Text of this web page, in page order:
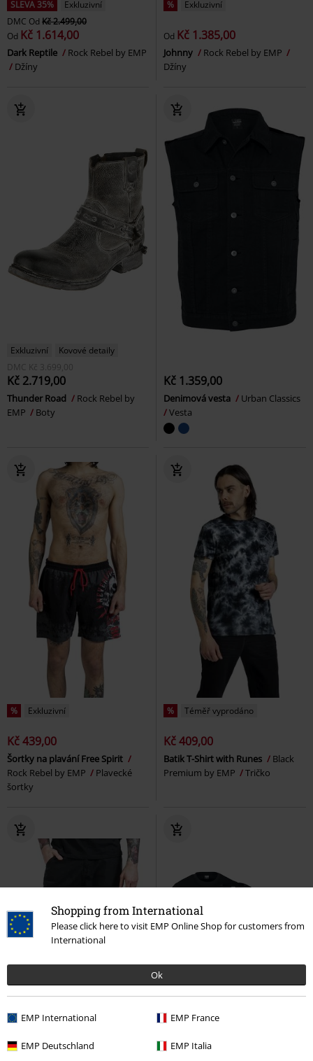
Shopping from International
Please click here to visit EMP Online Shop for customers from
International
Ok
EMP International EMP France
EMP Deutschland EMP Italia
SLEVA 35%
Exkluzivní
DMC Od Kč 2.499,00
Od Kč 1.614,00
Dark Reptile
Rock Rebel by EMP
Džíny
% Exkluzivní
Od Kč 1.385,00
Johnny
Rock Rebel by EMP
Džíny
Exkluzivní
Kovové detaily
DMC
Kč 3.699,00
Kč 2.719,00
Thunder Road
Rock Rebel by
EMP
Boty
Kč 1.359,00
Denimová vesta
Urban Classics
Vesta
% Exkluzivní
Kč 439,00
Šortky na plavání Free Spirit
Rock Rebel by EMP
Plavecké
šortky
% Téměř vyprodáno
Kč 409,00
Batik T-Shirt with Runes
Black
Premium by EMP
Tričko